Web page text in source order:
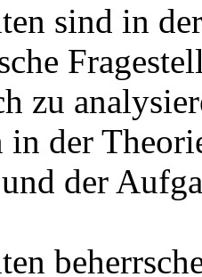
sind in
zu
in der
der